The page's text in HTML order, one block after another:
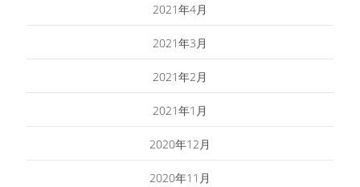
2021年4月
2021年3月
2021年2月
2021年1月
2020年12月
2020年11月